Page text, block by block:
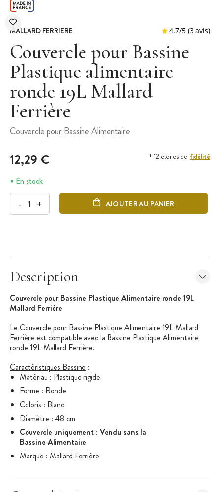
MALLARD FERRIERE
Couvercle pour Bassine
Plastique alimentaire
ronde 19L Mallard
Ferrière
Couvercle pour Bassine Alimentaire
12,29 € + 12 étoiles de fidélité
En stock
- + AJOUTER AU PANIER
Description
Couvercle pour Bassine Plastique Alimentaire ronde 19L
Mallard Ferrière
Le Couvercle pour Bassine Plastique Alimentaire 19L Mallard
Ferrière est compatible avec la Bassine Plastique Alimentaire
ronde 19L Mallard Ferrière.
Caractéristiques Bassine :
Matériau : Plastique rigide
Forme : Ronde
Coloris : Blanc
Diamètre : 48 cm
Couvercle uniquement : Vendu sans la
Bassine Alimentaire
Marque : Mallard Ferrière